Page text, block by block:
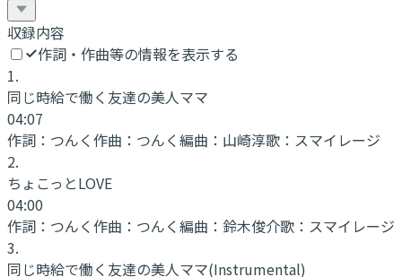
収録内容
作詞・作曲等の情報を表示する
1.
同じ時給で働く友達の美人ママ
04:07
作詞： つんく 作曲： つんく 編曲： 山崎淳歌： スマイレージ
2.
ちょこっとLOVE
04:00
作詞： つんく 作曲： つんく 編曲： 鈴木俊介歌： スマイレージ
3.
同じ時給で働く友達の美人ママ(Instrumental)